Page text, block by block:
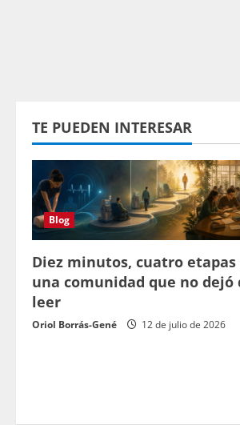
TE PUEDEN INTERESAR
Blog
Diez minutos, cuatro etapas
una comunidad que no dejó
leer
Oriol Borrás-Gené 12 de julio de 2026